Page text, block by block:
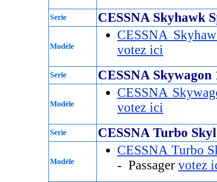
Serie CESSNA Skyhawk
Modèle
CESSNA
votez ici
Serie CESSNA Skywagon
Modèle
CESSNA
votez ici
Serie CESSNA Turbo
Modèle
CESSNA Turbo
- Passager votez